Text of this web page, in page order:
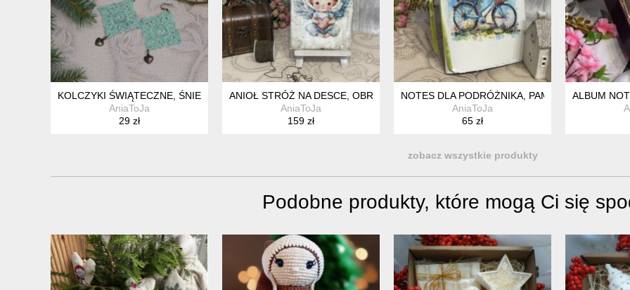
KOLCZYKI ŚWIĄTECZNE, ŚNIEŻYNKI NA SZYDEŁKU
AniaToJa
29 zł
ANIOŁ STRÓŻ NA DESCE, OBRAZ DECOUPAGE, PREZENT POD CHOINKĘ
AniaToJa
159 zł
NOTES DLA PODRÓŻNIKA, PAMIĘTNIK DLA
AniaToJa
65 zł
ALBUM
zobacz wszystkie produkty
Podobne produkty, które mogą Ci się